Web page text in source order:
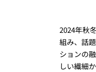
2024年秋
組み、話
ションの
しい繊細